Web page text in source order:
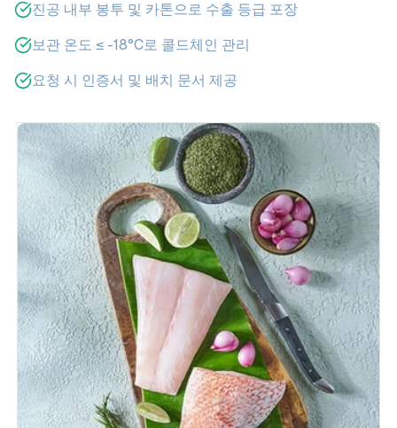
진공 내부 봉투 및 카톤으로 수출 등급 포장
보관 온도 ≤ -18°C로 콜드체인 관리
요청 시 인증서 및 배치 문서 제공